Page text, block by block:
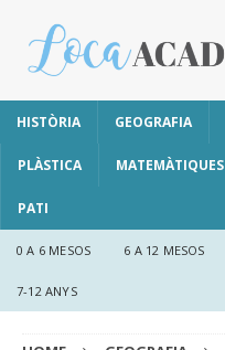
HISTÒRIA GEOGRAFIA
PLÀSTICA MATEMÀTIQUES
PATI
0 A 6 MESOS 6 A 12 MESOS
7-12 ANYS